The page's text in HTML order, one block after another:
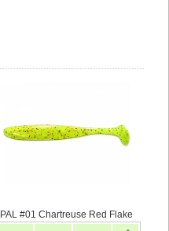
PAL #01 Chartreuse Red Flake